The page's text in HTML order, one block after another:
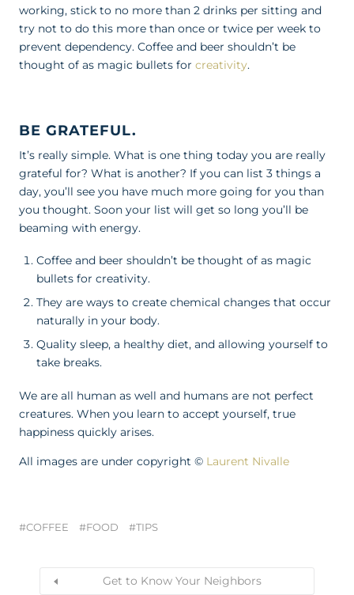
working, stick to no more than 2 drinks per sitting and
try not to do this more than once or twice per week to
prevent dependency. Coffee and beer shouldn’t be
thought of as magic bullets for creativity.
BE GRATEFUL.
It’s really simple. What is one thing today you are really
grateful for? What is another? If you can list 3 things a
day, you’ll see you have much more going for you than
you thought. Soon your list will get so long you’ll be
beaming with energy.
Coffee and beer shouldn’t be thought of as magic
bullets for creativity.
They are ways to create chemical changes that occur
naturally in your body.
Quality sleep, a healthy diet, and allowing yourself to
take breaks.
We are all human as well and humans are not perfect
creatures. When you learn to accept yourself, true
happiness quickly arises.
All images are under copyright © Laurent Nivalle
COFFEE FOOD TIPS
Get to Know Your Neighbors